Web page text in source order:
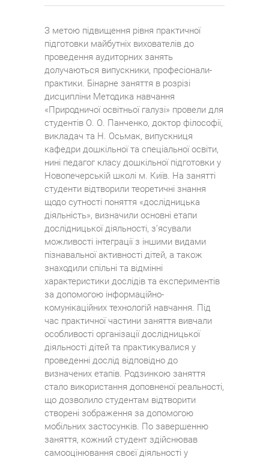
З метою підвищення рівня практичної
підготовки майбутніх вихователів до
проведення аудиторних занять
долучаються випускники, професіонали-
практики. Бінарне заняття в розрізі
дисципліни Методика навчання
«Природничої освітньої галузі» провели для
студентів О. О. Панченко, доктор філософії,
викладач та Н. Осьмак, випускниця
кафедри дошкільної та спеціальної освіти,
нині педагог класу дошкільної підготовки у
Новопечерській школі м. Київ. На занятті
студенти відтворили теоретичні знання
щодо сутності поняття «дослідницька
діяльність», визначили основні етапи
дослідницької діяльності, з’ясували
можливості інтеграції з іншими видами
пізнавальної активності дітей, а також
знаходили спільні та відмінні
характеристики дослідів та експериментів
за допомогою інформаційно-
комунікаційних технологій навчання. Під
час практичної частини заняття вивчали
особливості організації дослідницької
діяльності дітей та практикувалися у
проведенні дослід відповідно до
визначених етапів. Родзинкою заняття
стало використання доповненої реальності,
що дозволило студентам відтворити
створені зображення за допомогою
мобільних застосунків. По завершенню
заняття, кожний студент здійснював
самооцінювання своєї діяльності у